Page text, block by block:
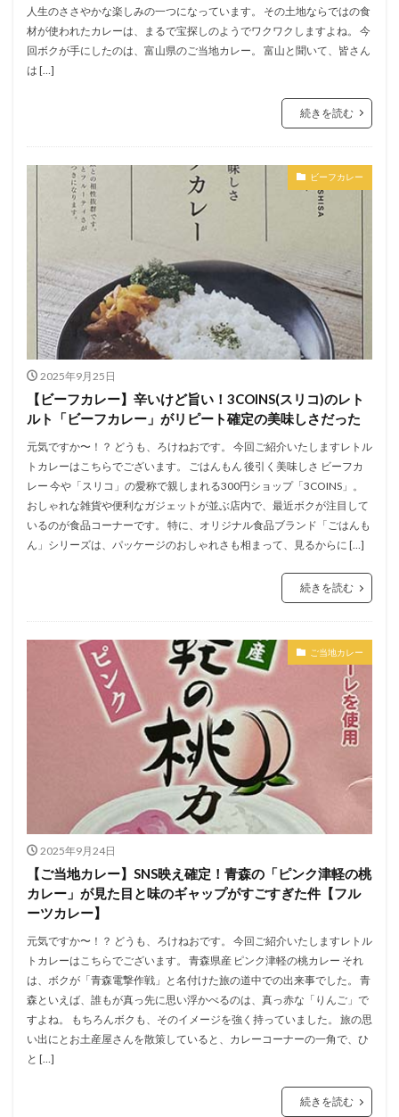
人生のささやかな楽しみの一つになっています。 その土地ならではの食
材が使われたカレーは、まるで宝探しのようでワクワクしますよね。 今
回ボクが手にしたのは、富山県のご当地カレー。 富山と聞いて、皆さん
は […]
続きを読む
ビーフカレー
2025年9月25日
【ビーフカレー】辛いけど旨い！3COINS(スリコ)のレト
ルト「ビーフカレー」がリピート確定の美味しさだった
元気ですか〜！？ どうも、ろけねおです。 今回ご紹介いたしますレトル
トカレーはこちらでございます。 ごはんもん 後引く美味しさ ビーフカ
レー 今や「スリコ」の愛称で親しまれる300円ショップ「3COINS」。
おしゃれな雑貨や便利なガジェットが並ぶ店内で、最近ボクが注目して
いるのが食品コーナーです。 特に、オリジナル食品ブランド「ごはんも
ん」シリーズは、パッケージのおしゃれさも相まって、見るからに […]
続きを読む
ご当地カレー
2025年9月24日
【ご当地カレー】SNS映え確定！青森の「ピンク津軽の桃
カレー」が見た目と味のギャップがすごすぎた件【フル
ーツカレー】
元気ですか〜！？ どうも、ろけねおです。 今回ご紹介いたしますレトル
トカレーはこちらでございます。 青森県産 ピンク津軽の桃カレー それ
は、ボクが「青森電撃作戦」と名付けた旅の道中での出来事でした。 青
森といえば、誰もが真っ先に思い浮かべるのは、真っ赤な「りんご」で
すよね。 もちろんボクも、そのイメージを強く持っていました。 旅の思
い出にとお土産屋さんを散策していると、カレーコーナーの一角で、ひ
と […]
続きを読む